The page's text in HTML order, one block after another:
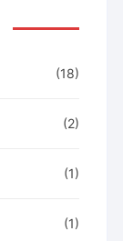
(18)
(2)
(1)
(1)